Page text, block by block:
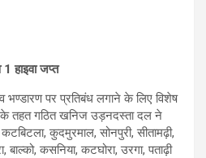
हाइवा जप्त
पर प्रतिबंध लगाने के लिए विशेष
के तहत गठित खनिज उड़नदस्ता दल ने
कुदमुरमाल, सोनपुरी, सीतामढ़ी,
बाल्को, कसनिया, कटघोरा, उरगा, पताढ़ी